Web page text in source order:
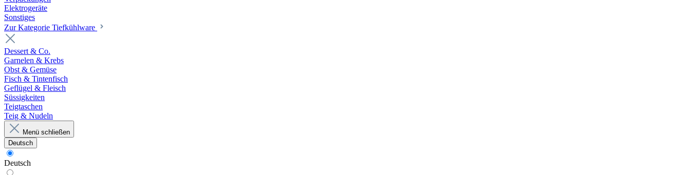
Elektrogeräte
Sonstiges
Zur Kategorie Tiefkühlware
Dessert & Co.
Garnelen & Krebs
Obst & Gemüse
Fisch & Tintenfisch
Geflügel & Fleisch
Süssigkeiten
Teigtaschen
Teig & Nudeln
Menü schließen
Deutsch
Deutsch